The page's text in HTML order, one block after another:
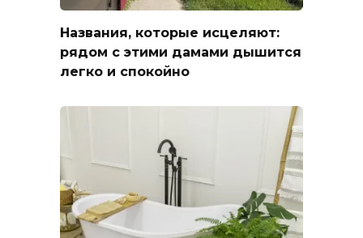
Названия, которые исцеляют:
рядом с этими дамами дышится
легко и спокойно